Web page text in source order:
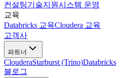
컨설팅기술지원시스템 운영
교육
Databricks 교육Cloudera 교육
고객사
파트너
ClouderaStarburst (Trino)Databricks
블로그